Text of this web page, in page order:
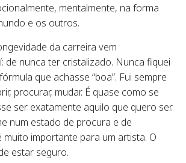
mentalmente, na forma
e os outros.
da carreira vem
de nunca ter cristalizado. Nunca fiquei
que achasse “boa”. Fui sempre
procurar, mudar. É quase como se
ser exatamente aquilo que quero ser.
num estado de procura e de
muito importante para um artista. O
estar seguro.